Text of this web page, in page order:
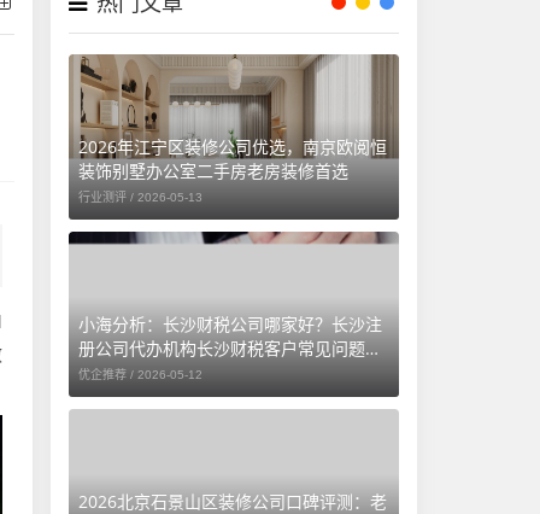
2026年江宁区装修公司优选，南京欧阅恒
装饰别墅办公室二手房老房装修首选
行业测评 / 2026-05-13
小海分析：长沙财税公司哪家好？长沙注
册公司代办机构长沙财税客户常见问题汇
总（长沙勤和财务专属解答）
优企推荐 / 2026-05-12
2026北京石景山区装修公司口碑评测：老